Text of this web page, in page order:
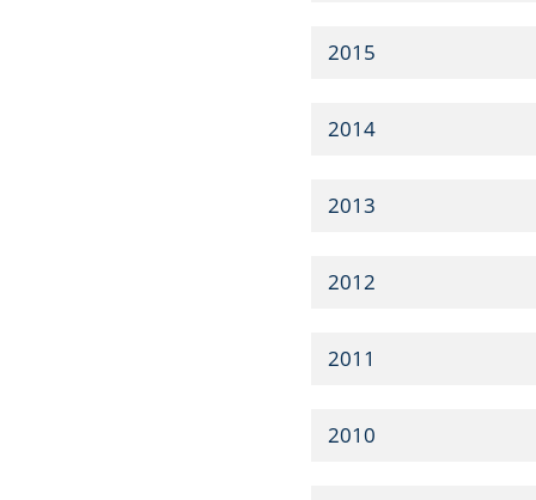
2015
2014
2013
2012
2011
2010